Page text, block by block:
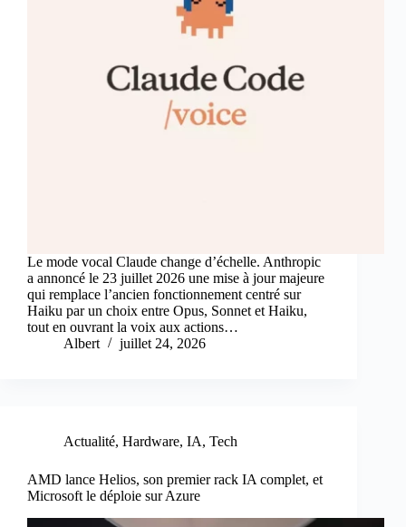
Le mode vocal Claude change d’échelle. Anthropic
a annoncé le 23 juillet 2026 une mise à jour majeure
qui remplace l’ancien fonctionnement centré sur
Haiku par un choix entre Opus, Sonnet et Haiku,
tout en ouvrant la voix aux actions…
Albert
juillet 24, 2026
Actualité, Hardware, IA, Tech
AMD lance Helios, son premier rack IA complet, et
Microsoft le déploie sur Azure